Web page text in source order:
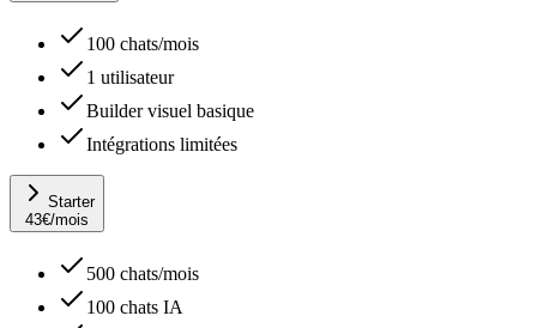
100 chats/mois
1 utilisateur
Builder visuel basique
Intégrations limitées
Starter
43€/mois
500 chats/mois
100 chats IA